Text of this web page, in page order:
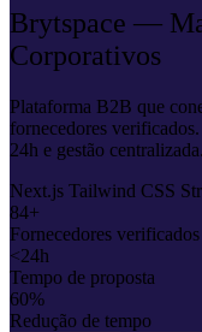
Brytspace —
Corporativos
Plataforma B2B que
fornecedores
24h e gestão centralizada.
Next.js Tailwind CSS
84+
Fornecedores verificados
<24h
Tempo de proposta
60%
Redução de tempo